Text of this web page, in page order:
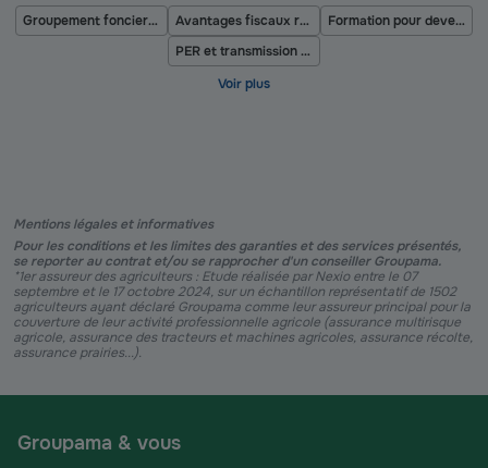
Groupement foncier agricole Avantages fiscaux revus à la hausse pour les baux ruraux à long terme
Formation pour devenir agriculteur
PER et transmission d'exploitation agricole
Mentions légales et informatives
Pour les conditions et les limites des garanties et des services présentés,
se reporter au contrat et/ou se rapprocher d'un conseiller Groupama.
*1er assureur des agriculteurs : Etude réalisée par Nexio entre le 07
septembre et le 17 octobre 2024, sur un échantillon représentatif de 1502
agriculteurs ayant déclaré Groupama comme leur assureur principal pour la
couverture de leur activité professionnelle agricole (assurance multirisque
agricole, assurance des tracteurs et machines agricoles, assurance récolte,
assurance prairies...).
Groupama & vous